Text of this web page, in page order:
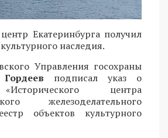
Екатеринбурга получил
наследия.
Управления госохраны
подписал указ о
центра
железоделательного
объектов культурного